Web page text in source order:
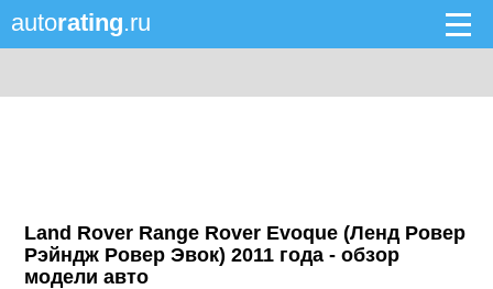
autorating.ru
Land Rover Range Rover Evoque (Ленд Ровер
Рэйндж Ровер Эвок) 2011 года - обзор
модели авто